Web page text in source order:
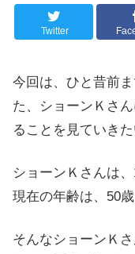
Twitter
今回は、ひと昔前
た、ショーンＫさ
ることを見ていきた
ショーンＫさんは
現在の年齢は、50
そんなショーンＫ